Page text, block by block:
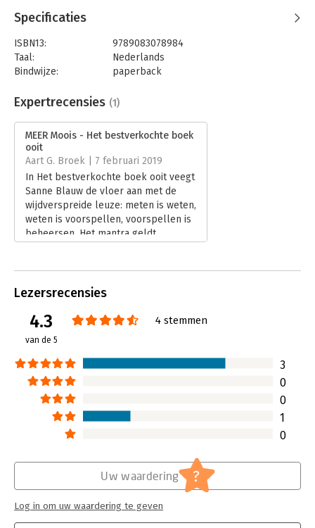
Specificaties
ISBN13:
9789083078984
Taal:
Nederlands
Bindwijze:
paperback
Uitgever:
De Correspondent BV
Verschijningsdatum:
13-1-2021
Hoofdrubriek: Economie
Expertrecensies (1)
MEER Moois - Het bestverkochte boek
ooit
Aart G. Broek | 7 februari 2019
In Het bestverkochte boek ooit veegt
Sanne Blauw de vloer aan met de
wijdverspreide leuze: meten is weten,
weten is voorspellen, voorspellen is
beheersen. Het mantra geldt
brengen.
Lezersrecensies
4.3
van de 5
4 stemmen
3
0
0
1
0
Uw waardering ?
Log in om uw waardering te geven